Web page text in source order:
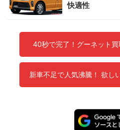
快適性
40秒で完了！グーネット
新車不足で人気沸騰！ 欲し